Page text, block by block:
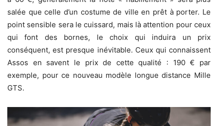
salée que celle d’un costume de ville en prêt à porter. Le
point sensible sera le cuissard, mais là attention pour ceux
qui font des bornes, le choix qui induira un prix
conséquent, est presque inévitable. Ceux qui connaissent
Assos en savent le prix de cette qualité : 190 € par
exemple, pour ce nouveau modèle longue distance Mille
GTS.